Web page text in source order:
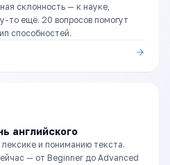
склонность — к науке,
то ещё. 20 вопросов помогут
способностей.
английского
и пониманию текста.
— от Beginner до Advanced